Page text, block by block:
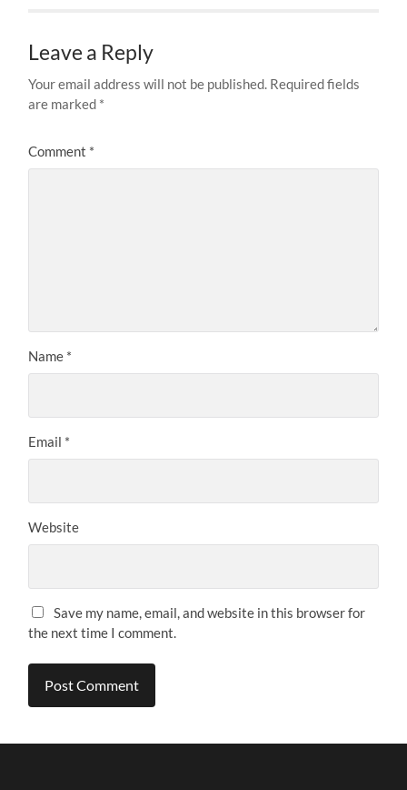
Leave a Reply
Your email address will not be published. Required fields
are marked *
Comment *
Name *
Email *
Website
Save my name, email, and website in this browser for
the next time I comment.